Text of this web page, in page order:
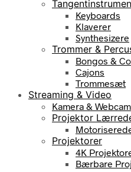
Keyboards
Klaverer
Synthesizere
Trommer &
Bongos &
Cajons
Trommesæt
Streaming & Video
Kamera & Webcam
Projektor
Projektorer
4K
Bærbare